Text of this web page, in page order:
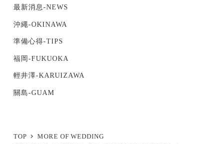
最新消息-NEWS
沖繩-OKINAWA
準備心得-TIPS
福岡-FUKUOKA
輕井澤-KARUIZAWA
關島-GUAM
TOP
MORE OF WEDDING